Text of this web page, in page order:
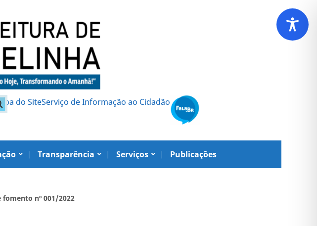
do SiteServiço de Informação ao Cidadão
Transparência Serviços Publicações
nº 001/2022